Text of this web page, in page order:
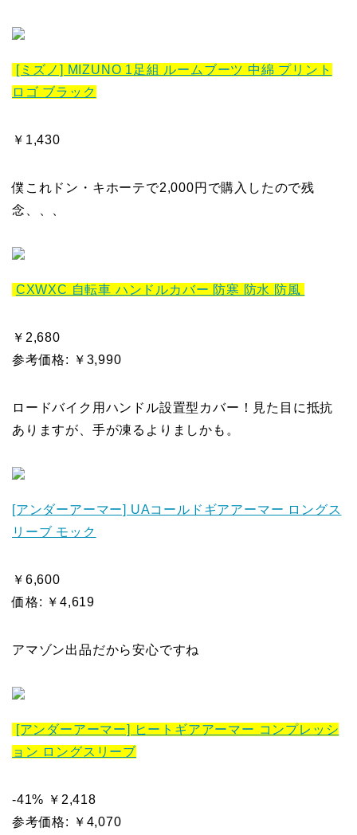
[ミズノ] MIZUNO 1足組 ルームブーツ 中綿 プリント
ロゴ ブラック
￥1,430
僕これドン・キホーテで2,000円で購入したので残
念、、、
CXWXC 自転車 ハンドルカバー 防寒 防水 防風
￥2,680
参考価格: ￥3,990
ロードバイク用ハンドル設置型カバー！見た目に抵抗
ありますが、手が凍るよりましかも。
[アンダーアーマー] UAコールドギアアーマー ロングス
リーブ モック
￥6,600
価格: ￥4,619
アマゾン出品だから安心ですね
[アンダーアーマー] ヒートギアアーマー コンプレッシ
ョン ロングスリーブ
-41% ￥2,418
参考価格: ￥4,070